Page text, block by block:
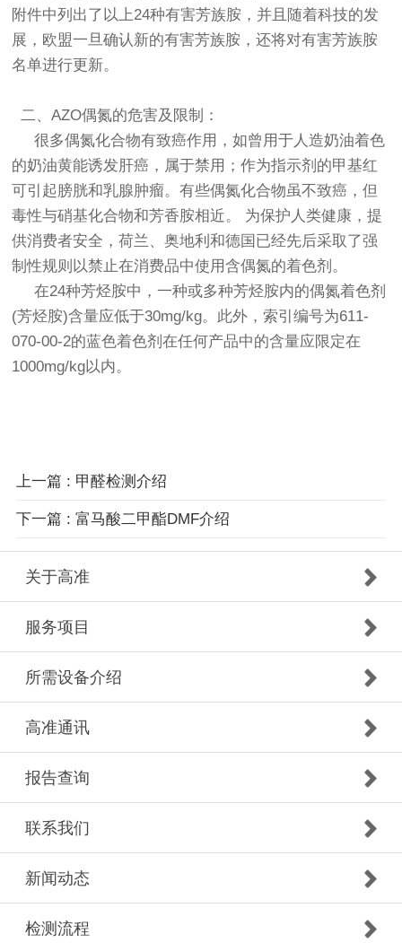
附件中列出了以上24种有害芳族胺，并且随着科技的发
展，欧盟一旦确认新的有害芳族胺，还将对有害芳族胺
名单进行更新。
二、AZO偶氮的危害及限制：
很多偶氮化合物有致癌作用，如曾用于人造奶油着色
的奶油黄能诱发肝癌，属于禁用；作为指示剂的甲基红
可引起膀胱和乳腺肿瘤。有些偶氮化合物虽不致癌，但
毒性与硝基化合物和芳香胺相近。 为保护人类健康，提
供消费者安全，荷兰、奥地利和德国已经先后采取了强
制性规则以禁止在消费品中使用含偶氮的着色剂。
在24种芳烃胺中，一种或多种芳烃胺内的偶氮着色剂
(芳烃胺)含量应低于30mg/kg。此外，索引编号为611-
070-00-2的蓝色着色剂在任何产品中的含量应限定在
1000mg/kg以内。
上一篇 : 甲醛检测介绍
下一篇 : 富马酸二甲酯DMF介绍
关于高准
服务项目
所需设备介绍
高准通讯
报告查询
联系我们
新闻动态
检测流程